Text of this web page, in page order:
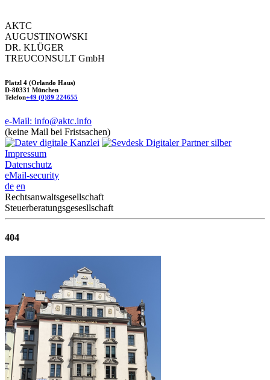
AKTC
AUGUSTINOWSKI
DR. KLÜGER
TREUCONSULT GmbH
Platzl 4 (Orlando Haus)
D-80331 München
Telefon+49 (0)89 224655
e-Mail: info@aktc.info
(keine Mail bei Fristsachen)
Impressum
Datenschutz
eMail-security
de en
Rechtsanwaltsgesellschaft
Steuerberatungsgesesllschaft
404